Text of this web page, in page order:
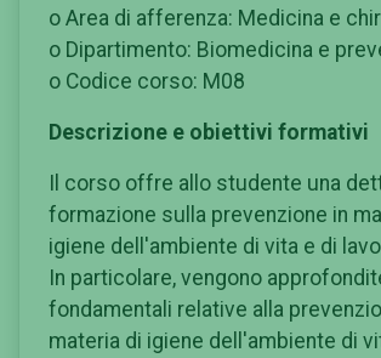
o Area di afferenza: Medicina e
o Dipartimento: Biomedicina e
o Codice corso: M08
Descrizione e obiettivi formativi
Il corso offre allo studente una
formazione sulla prevenzione in
igiene dell'ambiente di vita e di
In particolare, vengono
fondamentali relative alla
materia di igiene dell'ambiente di